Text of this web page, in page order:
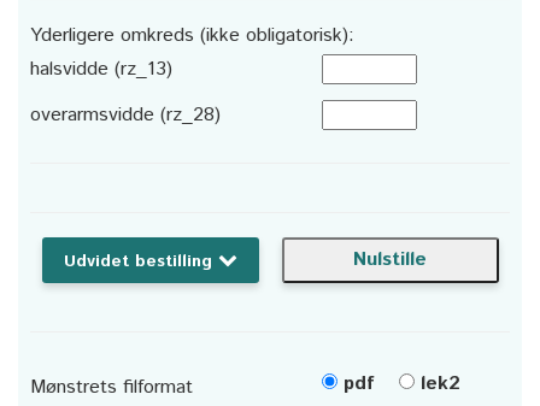
Yderligere omkreds (ikke obligatorisk):
halsvidde (rz_13)
overarmsvidde (rz_28)
Udvidet bestilling
Mønstrets filformat pdf
lek2